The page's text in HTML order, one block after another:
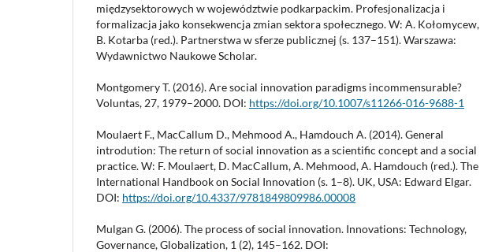
międzysektorowych w województwie podkarpackim. Profesjonalizacja i
formalizacja jako konsekwencja zmian sektora społecznego. W: A. Kołomycew,
B. Kotarba (red.). Partnerstwa w sferze publicznej (s. 137–151). Warszawa:
Wydawnictwo Naukowe Scholar.
Montgomery T. (2016). Are social innovation paradigms incommensurable?
Voluntas, 27, 1979–2000. DOI: https://doi.org/10.1007/s11266-016-9688-1
Moulaert F., MacCallum D., Mehmood A., Hamdouch A. (2014). General
introdution: The return of social innovation as a scientific concept and a social
practice. W: F. Moulaert, D. MacCallum, A. Mehmood, A. Hamdouch (red.). The
International Handbook on Social Innovation (s. 1–8). UK, USA: Edward Elgar.
DOI: https://doi.org/10.4337/9781849809986.00008
Mulgan G. (2006). The process of social innovation. Innovations: Technology,
Governance, Globalization, 1 (2), 145–162. DOI: